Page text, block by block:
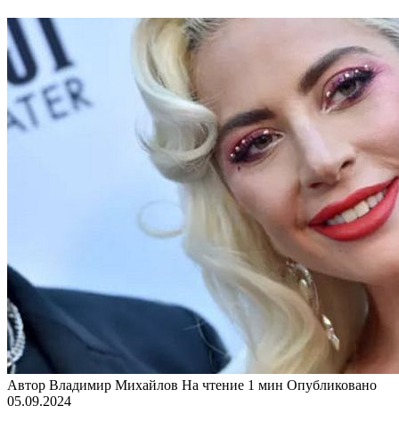
Автор Владимир Михайлов На чтение 1 мин Опубликовано
05.09.2024